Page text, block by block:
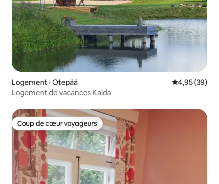
Logement · Otepää Note
4,95 (39)
Logement de vacances Kalda
Coup de cœur voyageurs
Coup de cœur voyageurs